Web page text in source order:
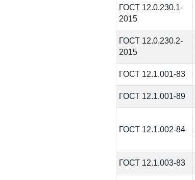
ГОСТ 12.0.230.1-
2015
ГОСТ 12.0.230.2-
2015
ГОСТ 12.1.001-83
ГОСТ 12.1.001-89
ГОСТ 12.1.002-84
ГОСТ 12.1.003-83